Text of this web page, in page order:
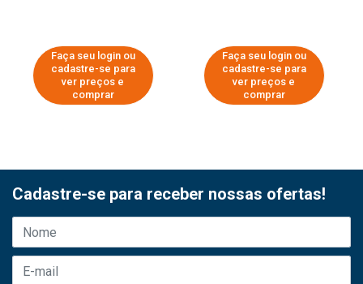
Faça seu login ou
cadastre-se para
ver preços e
comprar
Faça seu login ou
cadastre-se para
ver preços e
comprar
Cadastre-se para receber nossas ofertas!